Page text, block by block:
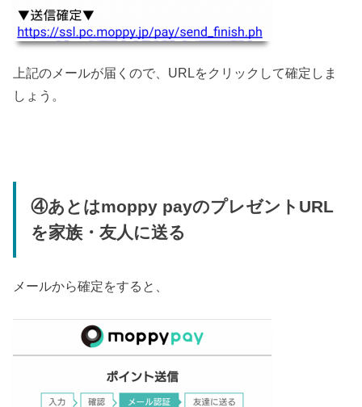
上記のメールが届くので、URLをクリックして確定しま
しょう。
④あとはmoppy payのプレゼントURL
を家族・友人に送る
メールから確定をすると、